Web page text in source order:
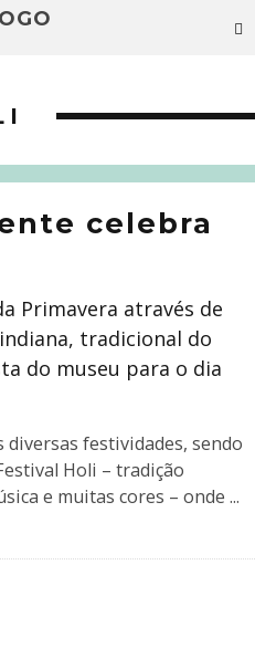
celebra
Primavera através de
tradicional do
do museu para o dia
diversas festividades, sendo
Holi – tradição
e muitas cores – onde ...